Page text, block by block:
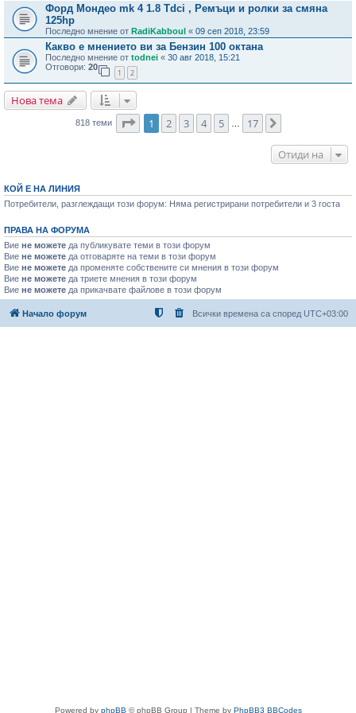
Форд Мондео mk 4 1.8 Tdci , Ремъци и ролки за смяна
125hp
Последно мнение от RadiKabboul « 09 сеп 2018, 23:59
Какво е мнението ви за Бензин 100 октана
Последно мнение от todnei « 30 авг 2018, 15:21
Отговори: 20
1 2
Нова тема
818 теми Страница1 от
1 2 3 4 5 17
Отиди на
КОЙ Е НА ЛИНИЯ
Потребители, разглеждащи този форум: Няма регистрирани потребители и 3 госта
ПРАВА НА ФОРУМА
Вие не можете да публикувате теми в този форум
Вие не можете да отговаряте на теми в този форум
Вие не можете да променяте собствените си мнения в този форум
Вие не можете да триете мнения в този форум
Вие не можете да прикачвате файлове в този форум
Начало форум Всички времена са според UTC+03:00
Powered by phpBB © phpBB Group | Theme by PhpBB3 BBCodes